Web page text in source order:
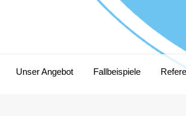
Unser Angebot Fallbeispiele